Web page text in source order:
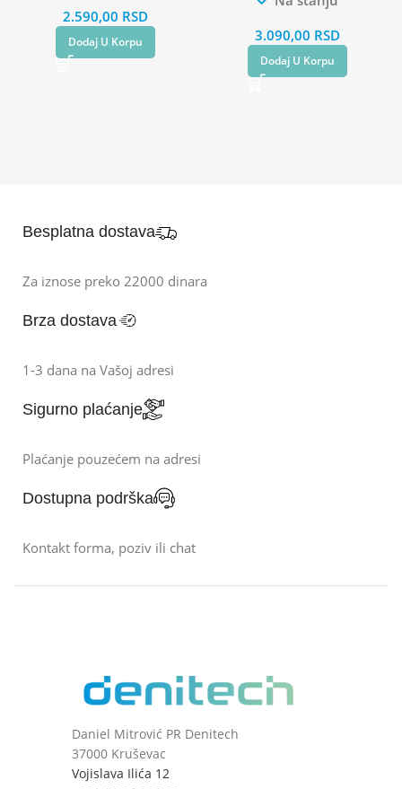
2.590,00 RSD
Dodaj U Korpu
3.090,00 RSD
Dodaj U Korpu
Besplatna dostava
Za iznose preko 22000 dinara
Brza dostava
1-3 dana na Vašoj adresi
Sigurno plaćanje
Plaćanje pouzećem na adresi
Dostupna podrška
Kontakt forma, poziv ili chat
Daniel Mitrović PR Denitech
37000 Kruševac
Vojislava Ilića 12